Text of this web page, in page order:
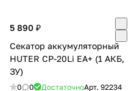
5 890 ₽
Секатор аккумуляторный
HUTER CP-20Li EA+ (1 АКБ,
ЗУ)
0 0 ДостаточноАрт. 92234